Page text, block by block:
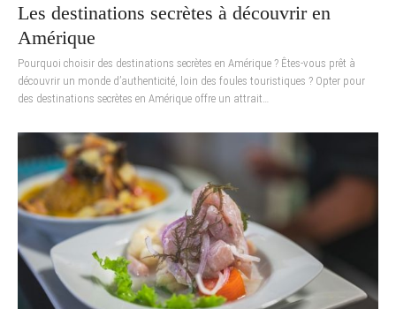
Les destinations secrètes à découvrir en
Amérique
Pourquoi choisir des destinations secrètes en Amérique ? Êtes-vous prêt à
découvrir un monde d’authenticité, loin des foules touristiques ? Opter pour
des destinations secrètes en Amérique offre un attrait…